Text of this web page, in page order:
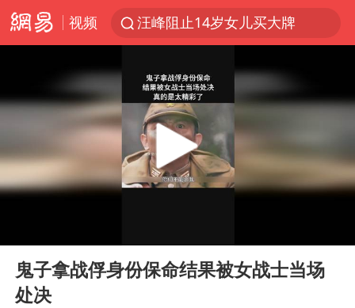
视频
汪峰阻止14岁女儿买大牌
官方通报教师招聘笔试前13名被淘汰
泰国校园枪击案死亡人数升至7人
广岛核爆81周年央视播《奥本海默》
Play
鬼子拿战俘身份保命结果被女战士当场
处决